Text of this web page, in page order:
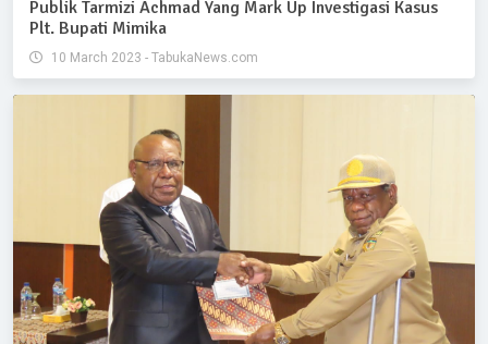
Publik Tarmizi Achmad Yang Mark Up Investigasi Kasus
Plt. Bupati Mimika
10 March 2023 - TabukaNews.com